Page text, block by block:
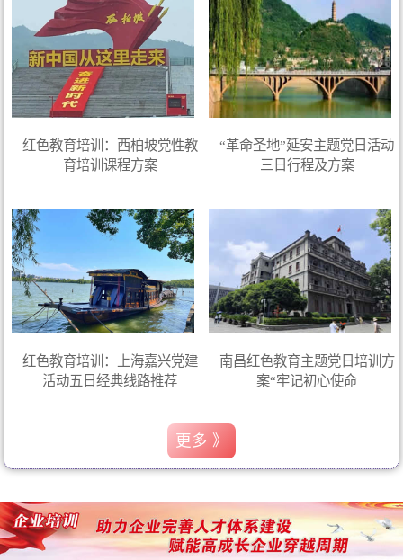
红色教育培训：西柏坡党性教
育培训课程方案
“革命圣地”延安主题党日活动
三日行程及方案
红色教育培训：上海嘉兴党建
活动五日经典线路推荐
南昌红色教育主题党日培训方
案“牢记初心使命
更多 》